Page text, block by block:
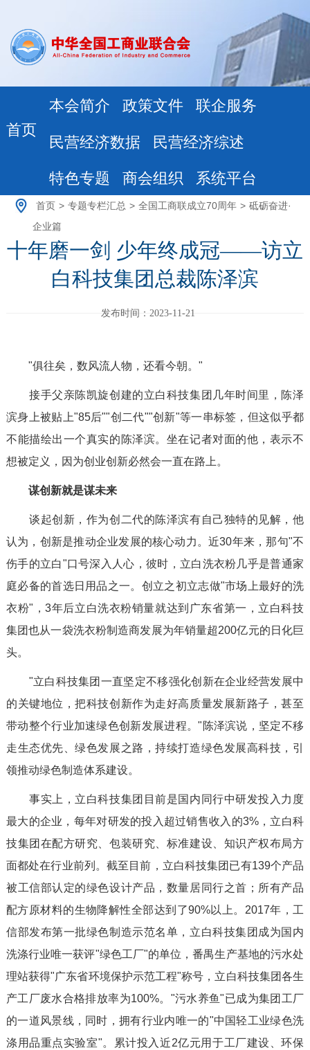
首页
本会简介 政策文件 联企服务
民营经济数据 民营经济综述
特色专题 商会组织 系统平台
首页 > 专题专栏汇总 > 全国工商联成立70周年 > 砥砺奋进·
企业篇
十年磨一剑 少年终成冠——访立
白科技集团总裁陈泽滨
发布时间：2023-11-21
"俱往矣，数风流人物，还看今朝。"
接手父亲陈凯旋创建的立白科技集团几年时间里，陈泽
滨身上被贴上"85后""创二代""创新"等一串标签，但这似乎都
不能描绘出一个真实的陈泽滨。坐在记者对面的他，表示不
想被定义，因为创业创新必然会一直在路上。
谋创新就是谋未来
谈起创新，作为创二代的陈泽滨有自己独特的见解，他
认为，创新是推动企业发展的核心动力。近30年来，那句"不
伤手的立白"口号深入人心，彼时，立白洗衣粉几乎是普通家
庭必备的首选日用品之一。创立之初立志做"市场上最好的洗
衣粉"，3年后立白洗衣粉销量就达到广东省第一，立白科技
集团也从一袋洗衣粉制造商发展为年销量超200亿元的日化巨
头。
"立白科技集团一直坚定不移强化创新在企业经营发展中
的关键地位，把科技创新作为走好高质量发展新路子，甚至
带动整个行业加速绿色创新发展进程。"陈泽滨说，坚定不移
走生态优先、绿色发展之路，持续打造绿色发展高科技，引
领推动绿色制造体系建设。
事实上，立白科技集团目前是国内同行中研发投入力度
最大的企业，每年对研发的投入超过销售收入的3%，立白科
技集团在配方研究、包装研究、标准建设、知识产权布局方
面都处在行业前列。截至目前，立白科技集团已有139个产品
被工信部认定的绿色设计产品，数量居同行之首；所有产品
配方原材料的生物降解性全部达到了90%以上。2017年，工
信部发布第一批绿色制造示范名单，立白科技集团成为国内
洗涤行业唯一获评"绿色工厂"的单位，番禺生产基地的污水处
理站获得"广东省环境保护示范工程"称号，立白科技集团各生
产工厂废水合格排放率为100%。"污水养鱼"已成为集团工厂
的一道风景线，同时，拥有行业内唯一的"中国轻工业绿色洗
涤用品重点实验室"。累计投入近2亿元用于工厂建设、环保